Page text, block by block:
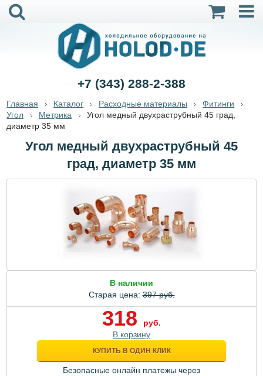
+7 (343) 288-2-388
Главная Каталог Расходные материалы
Фитинги
Угол
Метрика
Угол медный двухраструбный 45 град,
диаметр 35 мм
Угол медный двухраструбный 45
град, диаметр 35 мм
В наличии
Старая цена:397 руб.
318
руб.
В корзину
КУПИТЬ В ОДИН КЛИК
Безопасные онлайн платежы через